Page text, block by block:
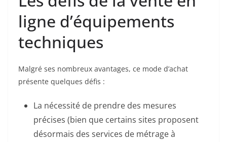
ligne d’équipements
techniques
Malgré ses nombreux avantages, ce mode d’achat
présente quelques défis :
La nécessité de prendre des mesures
précises (bien que certains sites proposent
désormais des services de métrage à